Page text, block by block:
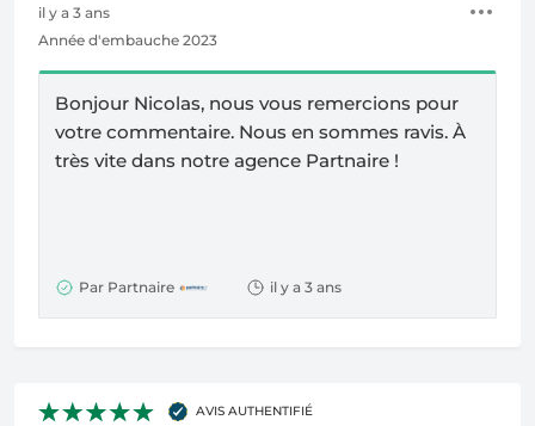
il y a 3 ans
Année d'embauche 2023
Bonjour Nicolas, nous vous remercions pour
votre commentaire. Nous en sommes ravis. À
très vite dans notre agence Partnaire !
Par Partnaire il y a 3 ans
AVIS AUTHENTIFIÉ